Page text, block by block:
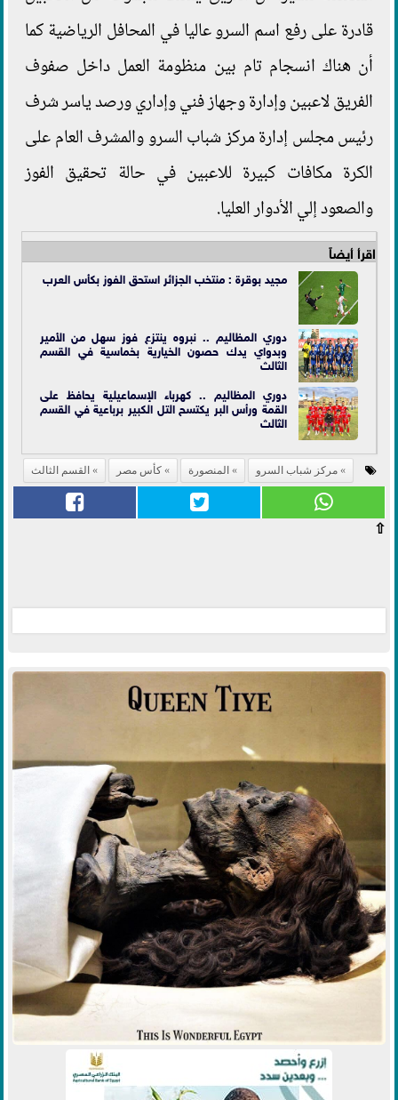
قادرة على رفع اسم السرو عاليا في المحافل الرياضية كما
أن هناك انسجام تام بين منظومة العمل داخل صفوف
الفريق لاعبين وإدارة وجهاز فني وإداري ورصد ياسر شرف
رئيس مجلس إدارة مركز شباب السرو والمشرف العام على
الكرة مكافات كبيرة للاعبين في حالة تحقيق الفوز
والصعود إلي الأدوار العليا.
اقرأ أيضاً
مجيد بوقرة : منتخب الجزائر استحق الفوز بكأس العرب
دوري المظاليم .. نبروه ينتزع فوز سهل من الأمير
وبدواي يدك حصون الخيارية بخماسية في القسم
الثالث
دوري المظاليم .. كهرباء الإسماعيلية يحافظ على
القمة ورأس البر يكتسح التل الكبير برباعية في القسم
الثالث
مركز شباب السرو المنصورة كأس مصر القسم الثالث
⇧